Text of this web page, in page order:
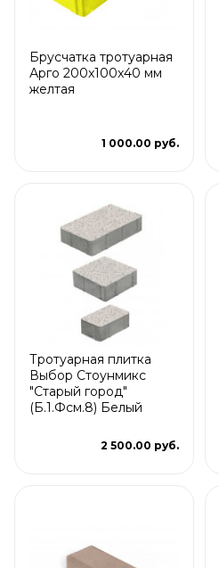
Брусчатка тротуарная
Арго 200x100x40 мм
желтая
1 000.00 руб.
Тротуарная плитка
Выбор Стоунмикс
"Старый город"
(Б.1.Фсм.8) Белый
2 500.00 руб.